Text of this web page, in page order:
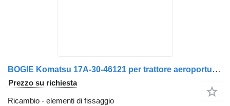
BOGIE Komatsu 17A-30-46121 per trattore aeroportuale Komatsu D155
Prezzo su richiesta
Ricambio - elementi di fissaggio